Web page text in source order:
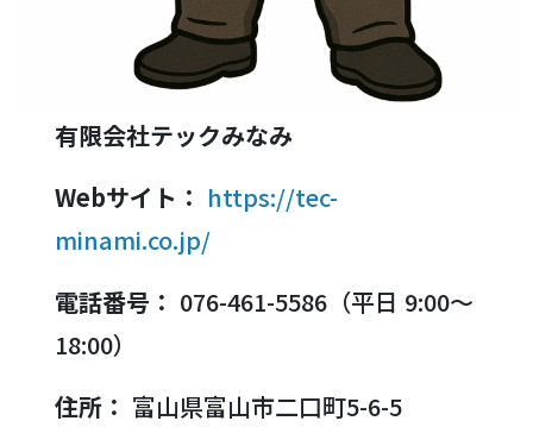
有限会社テックみなみ
Webサイト： https://tec-
minami.co.jp/
電話番号： 076-461-5586（平日 9:00〜
18:00）
住所： 富山県富山市二口町5-6-5